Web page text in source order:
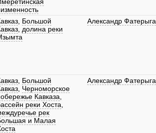
Большой
долина реки
Александр Фатерыга
Большой
Черноморское
Кавказа
реки Хоста
рек
и Малая
Александр Фатерыга